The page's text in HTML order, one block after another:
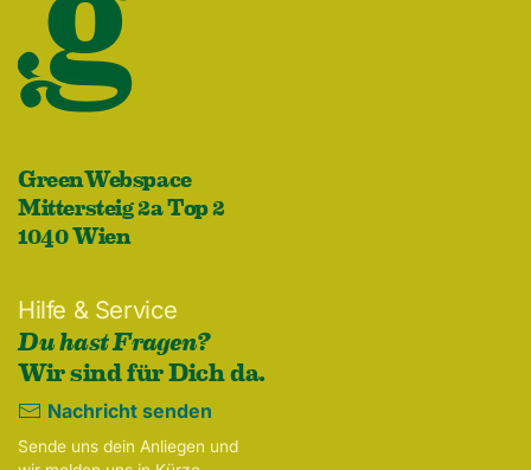
GreenWebspace
Mittersteig 2a Top 2
1040 Wien
Hilfe & Service
Du hast Fragen?
Wir sind für Dich da.
Nachricht senden
Sende uns dein Anliegen und